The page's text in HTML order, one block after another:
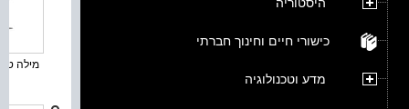
היסטוריה
כישורי חיים וחינוך חברתי
מדע וטכנולוגיה
מילה